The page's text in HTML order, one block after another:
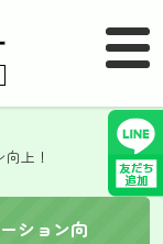
メニュー
向上！
ション向